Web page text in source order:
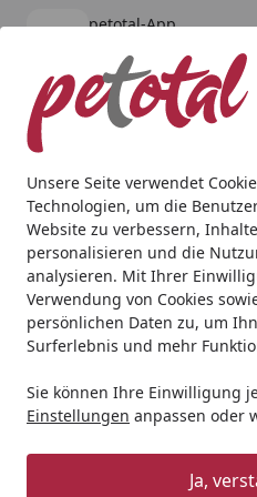
Unsere Seite verwendet
Technologien, um die
Website zu verbessern,
personalisieren und die
analysieren. Mit Ihrer
Verwendung von Cookies
persönlichen Daten zu, um
Surferlebnis und mehr
Sie können Ihre Einwilligung
Einstellungen anpassen oder
Ja,
petotal-App
kostenlos - Im App Store
Alle Produkte
Mein Konto
Suchen
Startseite
Hund
Paws&Patch MSM